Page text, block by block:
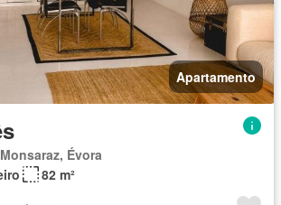
Apartamento
Évora
82 m²